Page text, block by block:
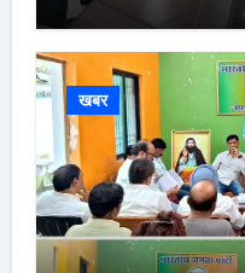
खबर